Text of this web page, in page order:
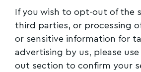
If you wish to opt-out of the
third parties, or processing
or sensitive information for
advertising by us, please
out section to confirm your